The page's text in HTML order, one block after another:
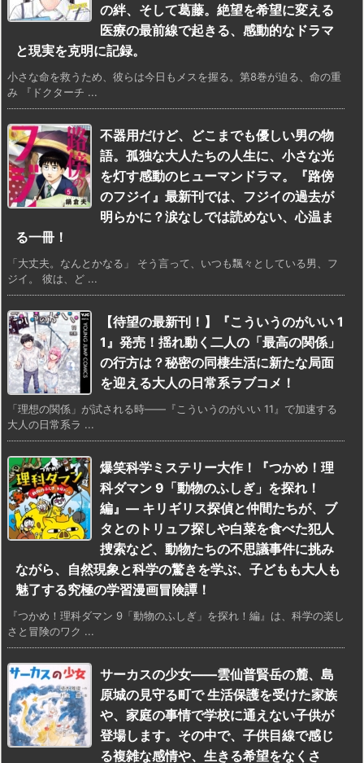
の絆、そして葛藤。絶望を希望に変える
医療の最前線で起きる、感動的なドラマ
と現実を克明に記録。
小さな命を救うため、彼らは今日もメスを握る。第8巻が迫る、命の重
み 『ドクターチ ...
不器用だけど、どこまでも優しい男の物
語。孤独な大人たちの人生に、小さな光
を灯す感動のヒューマンドラマ。『路傍
のフジイ』最新刊では、フジイの過去が
明らかに？涙なしでは読めない、心温ま
る一冊！
「大丈夫。なんとかなる」 そう言って、いつも飄々としている男、フ
ジイ。 彼は、ど ...
【待望の最新刊！】『こういうのがいい 1
1』発売！揺れ動く二人の「最高の関係」
の行方は？秘密の同棲生活に新たな局面
を迎える大人の日常系ラブコメ！
「理想の関係」が試される時――『こういうのがいい 11』で加速する
大人の日常系ラ ...
爆笑科学ミステリー大作！『つかめ！理
科ダマン 9「動物のふしぎ」を探れ！
編』― キリギリス探偵と仲間たちが、ブ
タとのトリュフ探しや白菜を食べた犯人
捜索など、動物たちの不思議事件に挑み
ながら、自然現象と科学の驚きを学ぶ、子どもも大人も
魅了する究極の学習漫画冒険譚！
『つかめ！理科ダマン 9「動物のふしぎ」を探れ！編』は、科学の楽し
さと冒険のワク ...
サーカスの少女――雲仙普賢岳の麓、島
原城の見守る町で 生活保護を受けた家族
や、家庭の事情で学校に通えない子供が
登場します。その中で、子供目線で感じ
る複雑な感情や、生きる希望をなくさ